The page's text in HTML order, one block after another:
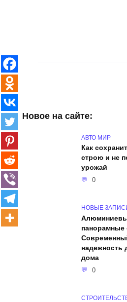
Новое на сайте:
АВТО МИР
Как
строю и не
урожай
0
НОВЫЕ
панорамные
надежность
дома
0